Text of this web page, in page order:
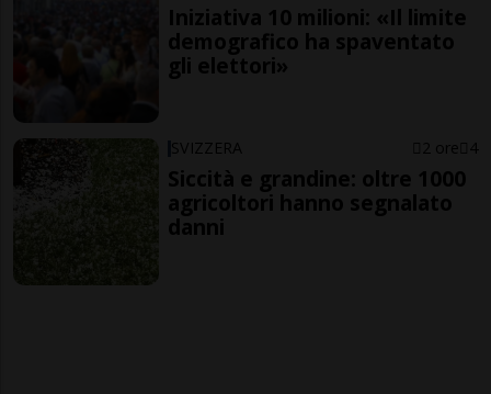
Iniziativa 10 milioni: «Il limite
demografico ha spaventato
gli elettori»
SVIZZERA 2 ore 4
Siccità e grandine: oltre 1000
agricoltori hanno segnalato
danni